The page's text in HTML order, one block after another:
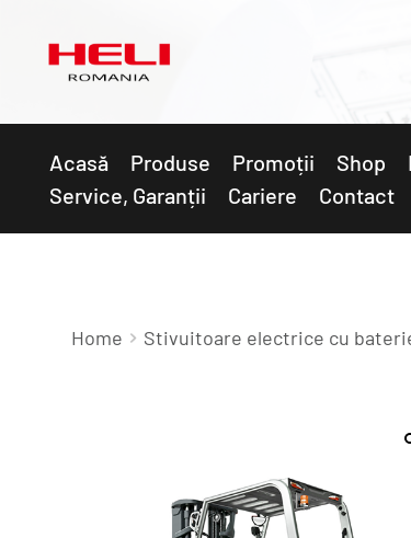
Acasă Produse Promoții Shop
Service, Garanții
Cariere Contact
Home Stivuitoare electrice cu